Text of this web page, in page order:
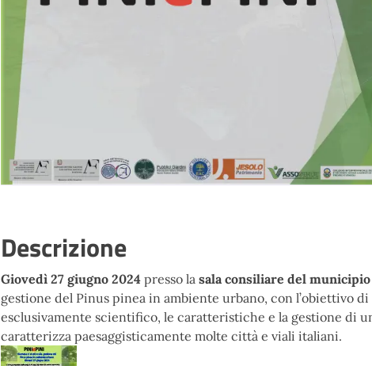
Descrizione
Giovedì 27 giugno 2024 presso la sala consiliare del
gestione del Pinus pinea in ambiente urbano, con l’obiettivo
esclusivamente scientifico, le caratteristiche e la gestione di
caratterizza paesaggisticamente molte città e viali italiani.